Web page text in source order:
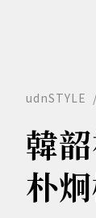
udnSTYLE
韓
朴